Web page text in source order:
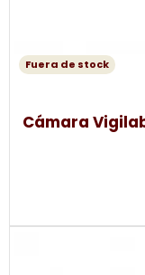
Fuera de stock
Cámara